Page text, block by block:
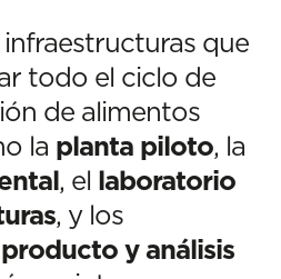
que
todo el ciclo de
de alimentos
la planta piloto, la
, el laboratorio
, y los
y análisis